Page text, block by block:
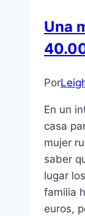
Una
Por
En un
casa
mujer
saber
lugar
familia
euros,